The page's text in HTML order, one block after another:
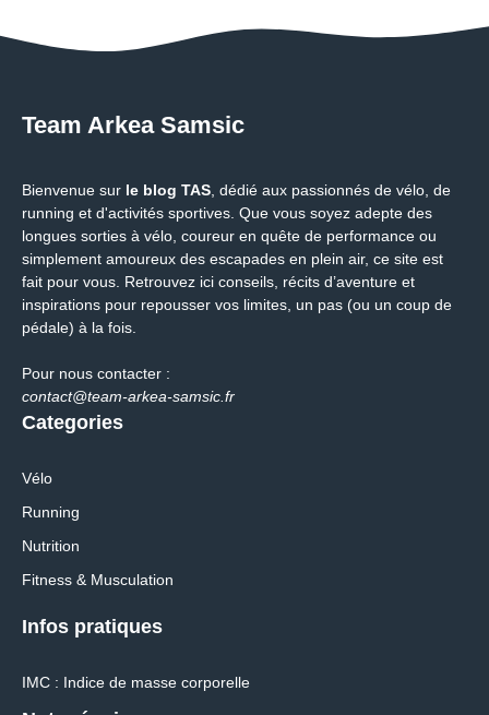
Team Arkea Samsic
Bienvenue sur le blog TAS, dédié aux passionnés de vélo, de
running et d'activités sportives. Que vous soyez adepte des
longues sorties à vélo, coureur en quête de performance ou
simplement amoureux des escapades en plein air, ce site est
fait pour vous. Retrouvez ici conseils, récits d’aventure et
inspirations pour repousser vos limites, un pas (ou un coup de
pédale) à la fois.
Pour nous contacter :
contact@team-arkea-samsic.fr
Categories
Vélo
Running
Nutrition
Fitness & Musculation
Infos pratiques
IMC : Indice de masse corporelle